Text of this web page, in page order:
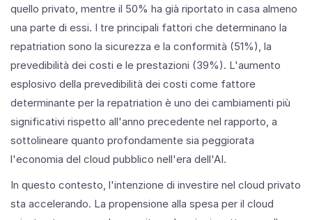
quello privato, mentre il 50% ha già riportato in casa almeno
una parte di essi. I tre principali fattori che determinano la
repatriation sono la sicurezza e la conformità (51%), la
prevedibilità dei costi e le prestazioni (39%). L'aumento
esplosivo della prevedibilità dei costi come fattore
determinante per la repatriation è uno dei cambiamenti più
significativi rispetto all'anno precedente nel rapporto, a
sottolineare quanto profondamente sia peggiorata
l'economia del cloud pubblico nell'era dell'AI.
In questo contesto, l'intenzione di investire nel cloud privato
sta accelerando. La propensione alla spesa per il cloud